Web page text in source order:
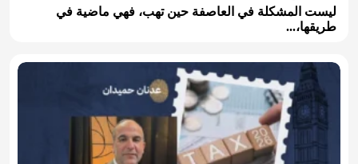
ليست المشكلة في العاصفة حين تهب، فهي ماضية في
طريقها،...